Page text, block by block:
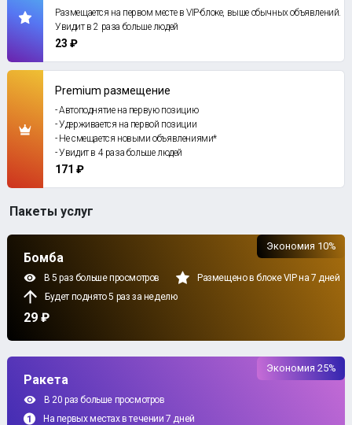
Размещается на первом месте в VIP-блоке, выше обычных объявлений.
Увидит в 2 раза больше людей
23 ₽
Premium размещение
- Автоподнятие на первую позицию
- Удерживается на первой позиции
- Не смещается новыми объявлениями*
- Увидит в 4 раза больше людей
171 ₽
Пакеты услуг
Бомба
В 5 раз больше просмотров
Размещено в блоке VIP на 7 дней
Будет поднято 5 раз за неделю
29 ₽
Экономия 10%
Ракета
В 20 раз больше просмотров
На первых местах в течении 7 дней
Экономия 25%